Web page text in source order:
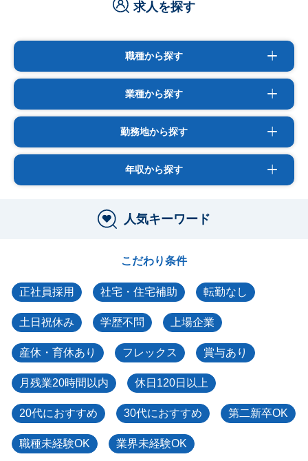
求人を探す
職種から探す
業種から探す
勤務地から探す
年収から探す
人気キーワード
こだわり条件
正社員採用 社宅・住宅補助 転勤なし
土日祝休み 学歴不問 上場企業
産休・育休あり フレックス 賞与あり
月残業20時間以内 休日120日以上
20代におすすめ 30代におすすめ 第二新卒OK
職種未経験OK 業界未経験OK